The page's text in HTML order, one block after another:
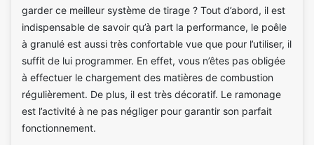
garder ce meilleur système de tirage ? Tout d’abord, il est
indispensable de savoir qu’à part la performance, le poêle
à granulé est aussi très confortable vue que pour l’utiliser, il
suffit de lui programmer. En effet, vous n’êtes pas obligée
à effectuer le chargement des matières de combustion
régulièrement. De plus, il est très décoratif. Le ramonage
est l’activité à ne pas négliger pour garantir son parfait
fonctionnement.